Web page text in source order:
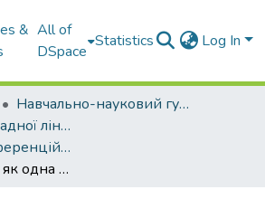
& All of
DSpace
Statistics Log In
Навчально-науковий гуманітарний інститут (ННГІ)
Кафедра прикладної лінгвістики (ПЛ)
Матеріали конференцій (ПЛ)
Мовна політика як одна з проблем безпеки держави